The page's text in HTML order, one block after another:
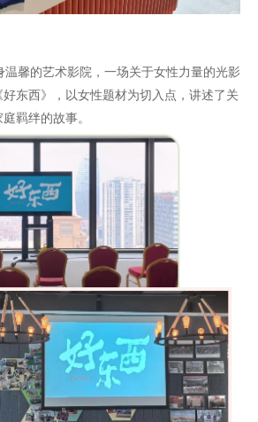
馨的艺术影院，一场关于女性力量的光影
东西》，以女性题材为切入点，讲述了关
羁绊的故事。